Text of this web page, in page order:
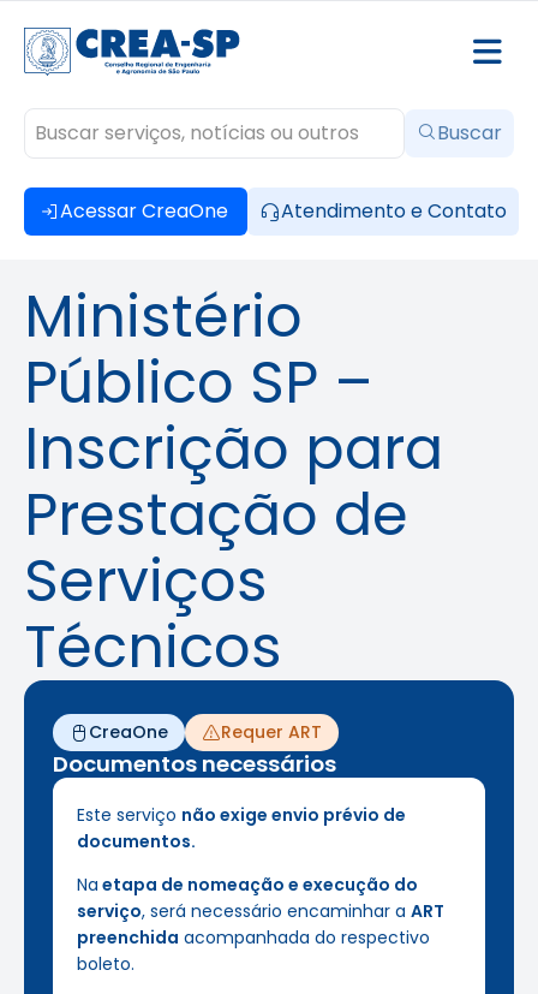
Acessar CreaOne Atendimento e Contato
Buscar
Ministério
Público SP –
Inscrição para
Prestação de
Serviços
Técnicos
CreaOne Requer ART
Documentos necessários
Este serviço não exige envio prévio de
documentos.
Na etapa de nomeação e execução do
serviço, será necessário encaminhar a ART
preenchida acompanhada do respectivo
boleto.